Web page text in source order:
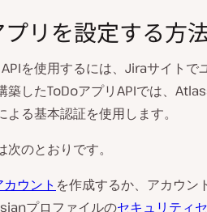
リを設定する方
APIを使用するには、Jiraサイト
築したToDoアプリAPIでは、
よる基本認証を使用します。
次のとおりです。
ウント を作成するか、アカウン
プロファイルのセキュリティ